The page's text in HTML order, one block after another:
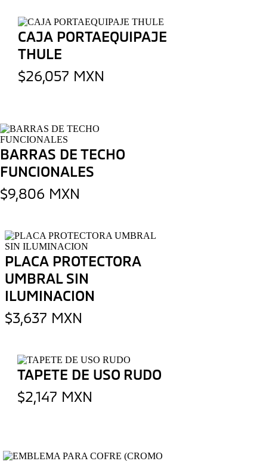
CAJA PORTAEQUIPAJE
THULE
$26,057 MXN
BARRAS DE TECHO
FUNCIONALES
$9,806 MXN
PLACA PROTECTORA
UMBRAL SIN
ILUMINACION
$3,637 MXN
TAPETE DE USO RUDO
$2,147 MXN